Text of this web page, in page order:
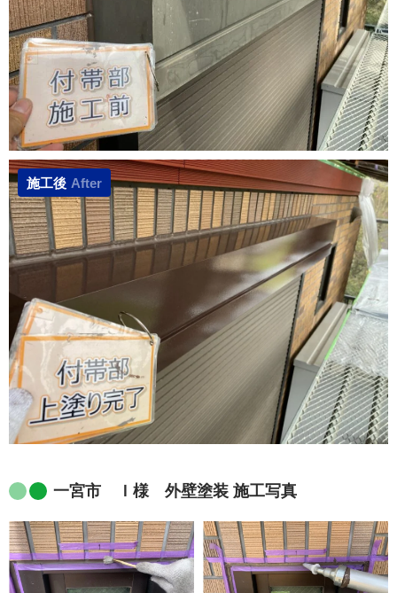
施工後 After
一宮市 Ｉ様 外壁塗装 施工写真